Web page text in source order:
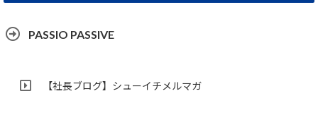
PASSIO PASSIVE
【社長ブログ】シューイチメルマガ